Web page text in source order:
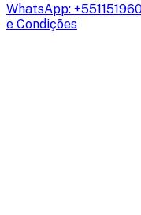
WhatsApp:
e Condições